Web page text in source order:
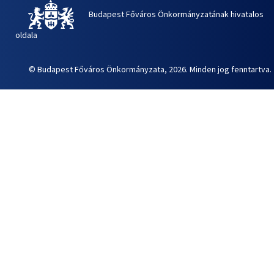
Budapest Főváros Önkormányzatának hivatalos
oldala
© Budapest Főváros Önkormányzata, 2026. Minden jog fenntartva.